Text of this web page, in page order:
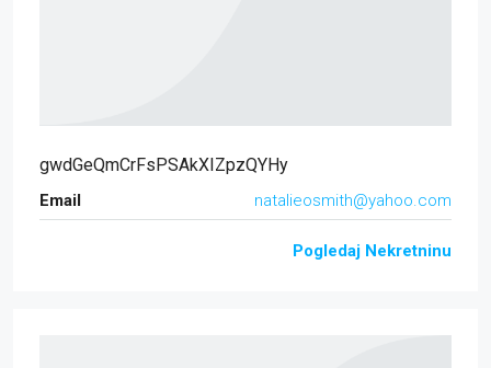
gwdGeQmCrFsPSAkXIZpzQYHy
Email natalieosmith@yahoo.com
Pogledaj Nekretninu